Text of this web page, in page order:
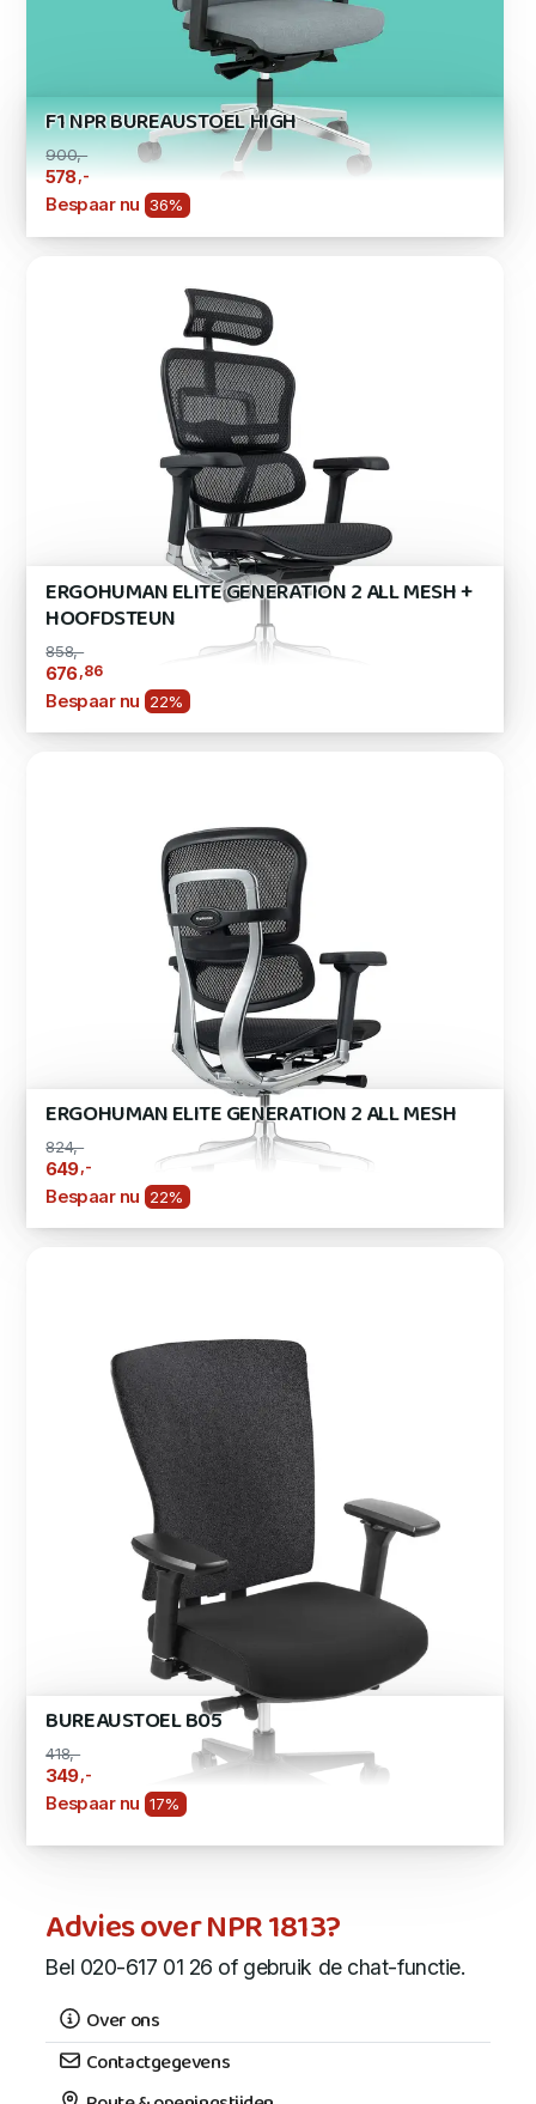
F1 NPR BUREAUSTOEL HIGH
900,-
578 ,-
Bespaar nu 36%
ERGOHUMAN ELITE GENERATION 2 ALL MESH +
HOOFDSTEUN
858,-
676,86
Bespaar nu 22%
ERGOHUMAN ELITE GENERATION 2 ALL MESH
824,-
649,-
Bespaar nu 22%
BUREAUSTOEL B05
418,-
349 ,-
Bespaar nu 17%
Advies over NPR 1813?
Bel 020-617 01 26 of gebruik de chat-functie.
Over ons
Contactgegevens